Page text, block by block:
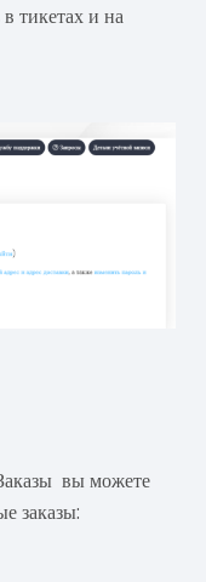
тикетах и на
вы можете
заказы: